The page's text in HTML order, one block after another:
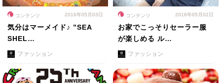
コンテンツ 2016年05月03日
気分はマーメイド♪ ”SEA
SHEL…
ファッション
コンテンツ 2016年05月02日
お家でこっそりセーラー服
が楽しめる ル…
ファッション